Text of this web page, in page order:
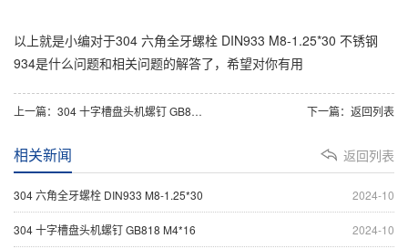
以上就是小编对于304 六角全牙螺栓 DIN933 M8-1.25*30 不锈钢
934是什么问题和相关问题的解答了，希望对你有用
上一篇： 304 十字槽盘头机螺钉 GB818 M4*16 下一篇： 返回列表
返回列表
相关新闻
2024-10
304 六角全牙螺栓 DIN933 M8-1.25*30
2024-10
304 十字槽盘头机螺钉 GB818 M4*16